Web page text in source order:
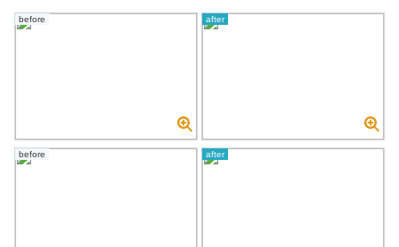
before after
before after